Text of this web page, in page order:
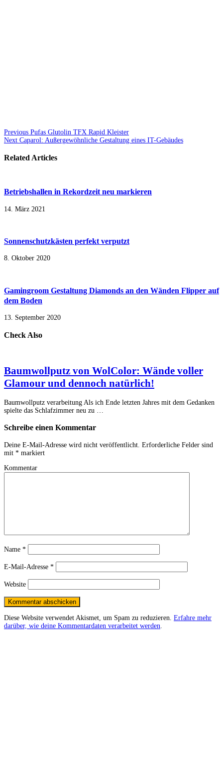
Previous Pufas Glutolin TFX Rapid Kleister
Next Caparol: Außergewöhnliche Gestaltung eines IT-Gebäudes
Related Articles
Betriebshallen in Rekordzeit neu markieren
14. März 2021
Sonnenschutzkästen perfekt verputzt
8. Oktober 2020
Gamingroom Gestaltung Diamonds an den Wänden Flipper auf
dem Boden
13. September 2020
Check Also
Baumwollputz von WolColor: Wände voller
Glamour und dennoch natürlich!
Baumwollputz verarbeitung Als ich Ende letzten Jahres mit dem Gedanken
spielte das Schlafzimmer neu zu …
Schreibe einen Kommentar
Deine E-Mail-Adresse wird nicht veröffentlicht. Erforderliche Felder sind
mit * markiert
Kommentar
Name *
E-Mail-Adresse *
Website
Diese Website verwendet Akismet, um Spam zu reduzieren. Erfahre mehr
darüber, wie deine Kommentardaten verarbeitet werden